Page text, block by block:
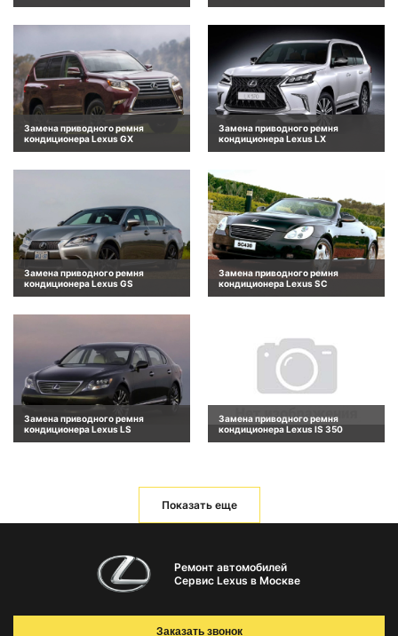
Замена приводного ремня
кондиционера Lexus GX
Замена приводного ремня
кондиционера Lexus LX
Замена приводного ремня
кондиционера Lexus GS
Замена приводного ремня
кондиционера Lexus SC
Замена приводного ремня
кондиционера Lexus LS
Замена приводного ремня
кондиционера Lexus IS 350
Показать еще
Ремонт автомобилей
Сервис Lexus в Москве
Заказать звонок